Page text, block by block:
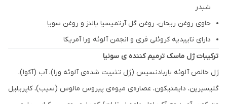
شبدر
حاوی روغن ریحان، روغن گل آرتمیسیا پالنز و روغن سویا
دارای تاییدیه کروئلی فری و انجمن آلوئه ورا آمریکا
ترکیبات ژل ماسک ترمیم کننده ی سونیا
ژل خالص آلوئه باربادنسیس (ژل تثبیت شده‌ی آلوئه ورا)، آب (آکوا)،
گلیسیرین، دایمتیکون، عصاره‌ی میوه‌ی پیروس مالوس (سیب)، کاپریلیل